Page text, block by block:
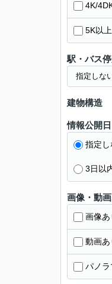
4K/
5K以上
駅・バス
建物構造
情報公開日
指定し
3日以
画像・動画
画像あ
動画あ
パノラ